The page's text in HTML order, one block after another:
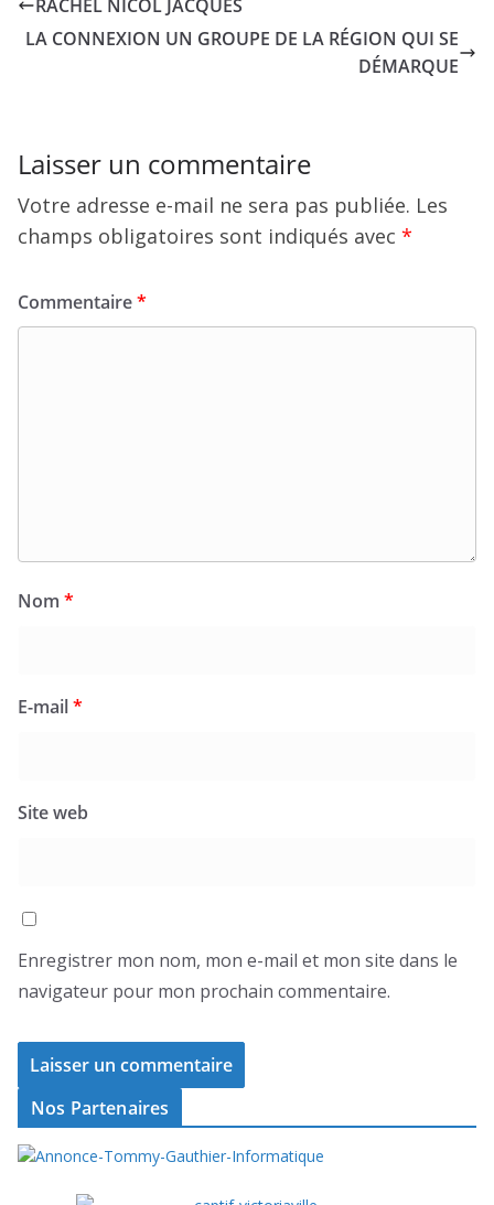
RACHEL NICOL JACQUES
LA CONNEXION UN GROUPE DE LA RÉGION QUI SE
DÉMARQUE
Laisser un commentaire
Votre adresse e-mail ne sera pas publiée. Les
champs obligatoires sont indiqués avec *
Commentaire*
Nom *
E-mail*
Site web
Enregistrer mon nom, mon e-mail et mon site dans le
navigateur pour mon prochain commentaire.
Nos Partenaires